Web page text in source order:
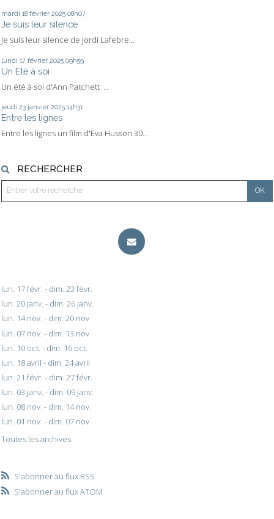
mardi 18 février 2025 08h07
Je suis leur silence
Je suis leur silence de Jordi Lafebre...
lundi 17 février 2025 09h59
Un Eté à soi
Un été à soi d'Ann Patchett ...
jeudi 23 janvier 2025 14h31
Entre les lignes
Entre les lignes un film d'Eva Husson 30...
RECHERCHER
lun. 17 févr. - dim. 23 févr.
lun. 20 janv. - dim. 26 janv.
lun. 14 nov. - dim. 20 nov.
lun. 07 nov. - dim. 13 nov.
lun. 10 oct. - dim. 16 oct.
lun. 18 avril - dim. 24 avril
lun. 21 févr. - dim. 27 févr.
lun. 03 janv. - dim. 09 janv.
lun. 08 nov. - dim. 14 nov.
lun. 01 nov. - dim. 07 nov.
Toutes les archives
S'abonner au flux RSS
S'abonner au flux ATOM